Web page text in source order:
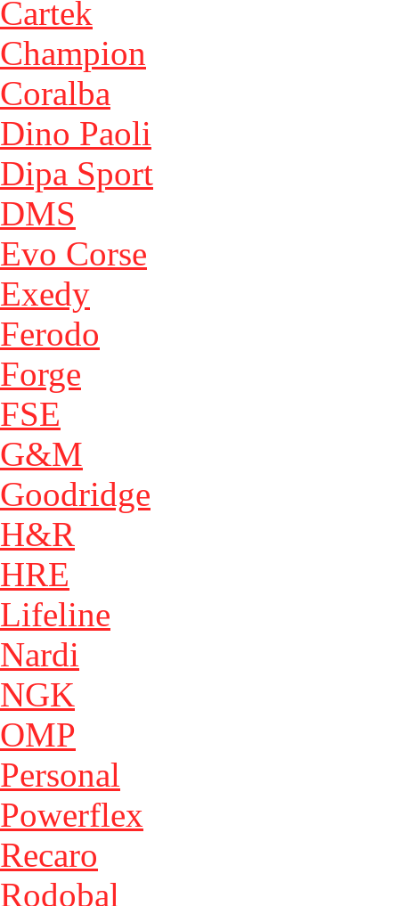
Cartek
Champion
Coralba
Dino Paoli
Dipa Sport
DMS
Evo Corse
Exedy
Ferodo
Forge
FSE
G&M
Goodridge
H&R
HRE
Lifeline
Nardi
NGK
OMP
Personal
Powerflex
Recaro
Rodobal